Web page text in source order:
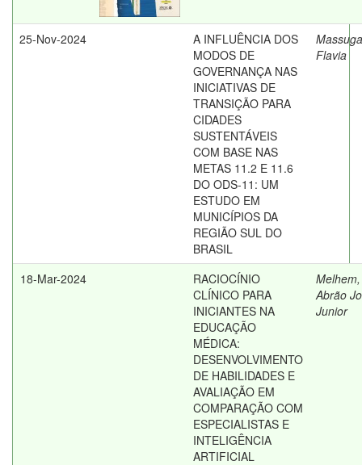
25-Nov-2024
A INFLUÊNCIA DOS
MODOS DE
GOVERNANÇA NAS
INICIATIVAS DE
TRANSIÇÃO PARA
CIDADES
SUSTENTÁVEIS
COM BASE NAS
METAS 11.2 E 11.6
DO ODS-11: UM
ESTUDO EM
MUNICÍPIOS DA
REGIÃO SUL DO
BRASIL
Flavia
18-Mar-2024
RACIOCÍNIO
CLÍNICO PARA
INICIANTES NA
EDUCAÇÃO
MÉDICA:
DESENVOLVIMENTO
DE HABILIDADES E
AVALIAÇÃO EM
COMPARAÇÃO COM
ESPECIALISTAS E
INTELIGÊNCIA
ARTIFICIAL
Melhem,
Abrão
Junior